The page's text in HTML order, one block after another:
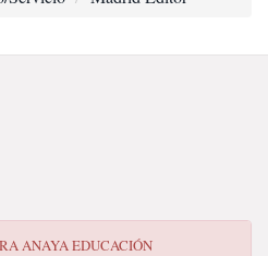
ANAYA EDUCACIÓN